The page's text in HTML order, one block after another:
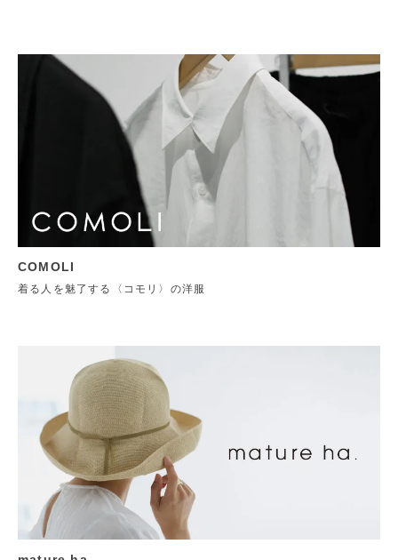
COMOLI
着る人を魅了する〈コモリ〉の洋服